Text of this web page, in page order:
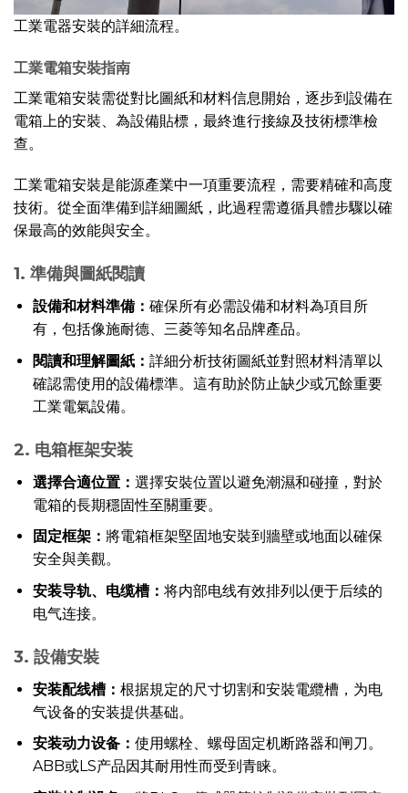
工業電器安裝的詳細流程。
工業電箱安裝指南
工業電箱安裝需從對比圖紙和材料信息開始，逐步到設備在
電箱上的安裝、為設備貼標，最終進行接線及技術標準檢
查。
工業電箱安裝是能源產業中一項重要流程，需要精確和高度
技術。從全面準備到詳細圖紙，此過程需遵循具體步驟以確
保最高的效能與安全。
1. 準備與圖紙閱讀
設備和材料準備： 確保所有必需設備和材料為項目所
有，包括像施耐德、三菱等知名品牌產品。
閱讀和理解圖紙： 詳細分析技術圖紙並對照材料清單以
確認需使用的設備標準。這有助於防止缺少或冗餘重要
工業電氣設備。
2. 电箱框架安装
選擇合適位置： 選擇安裝位置以避免潮濕和碰撞，對於
電箱的長期穩固性至關重要。
固定框架： 將電箱框架堅固地安裝到牆壁或地面以確保
安全與美觀。
安装导轨、电缆槽： 将内部电线有效排列以便于后续的
电气连接。
3. 設備安裝
安装配线槽： 根据規定的尺寸切割和安裝電纜槽，为电
气设备的安装提供基础。
安装动力设备： 使用螺栓、螺母固定机断路器和闸刀。
ABB或LS产品因其耐用性而受到青睐。